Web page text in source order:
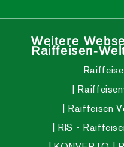
Weitere
Raiffeisen-
Raiffeisen
RIS -